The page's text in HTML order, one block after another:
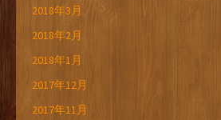
2018年3月
2018年2月
2018年1月
2017年12月
2017年11月